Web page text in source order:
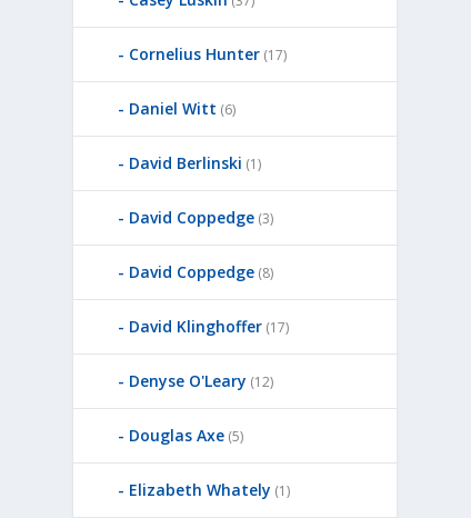
Cornelius Hunter (17)
Daniel Witt (6)
David Berlinski (1)
David Coppedge (3)
David Coppedge (8)
David Klinghoffer (17)
Denyse O'Leary (12)
Douglas Axe (5)
Elizabeth Whately (1)